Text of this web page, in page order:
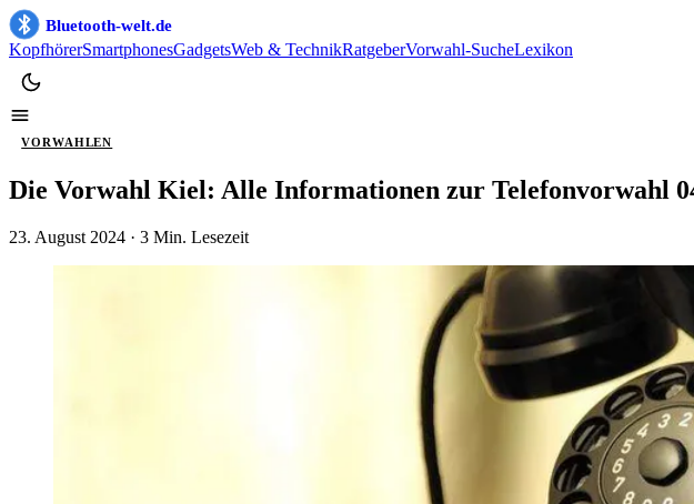
Bluetooth-welt.de
KopfhörerSmartphonesGadgetsWeb & TechnikRatgeberVorwahl-SucheLexikon
VORWAHLEN
Die Vorwahl Kiel: Alle Informationen zur Telefonvorwahl
23. August 2024 · 3 Min. Lesezeit